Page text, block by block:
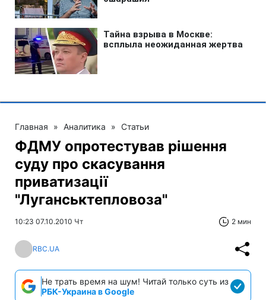
Главная » Аналитика » Статьи
ФДМУ опротестував рішення
суду про скасування
приватизації
"Луганськтепловоза"
10:23 07.10.2010 Чт 2 мин
RBC.UA
Не трать время на шум! Читай только суть из
РБК-Украина в Google